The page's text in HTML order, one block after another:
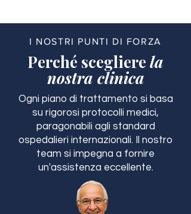
I NOSTRI PUNTI DI FORZA
Perché scegliere la
nostra clinica
Ogni piano di trattamento si basa
su rigorosi protocolli medici,
paragonabili agli standard
ospedalieri internazionali. Il nostro
team si impegna a fornire
un'assistenza eccellente.